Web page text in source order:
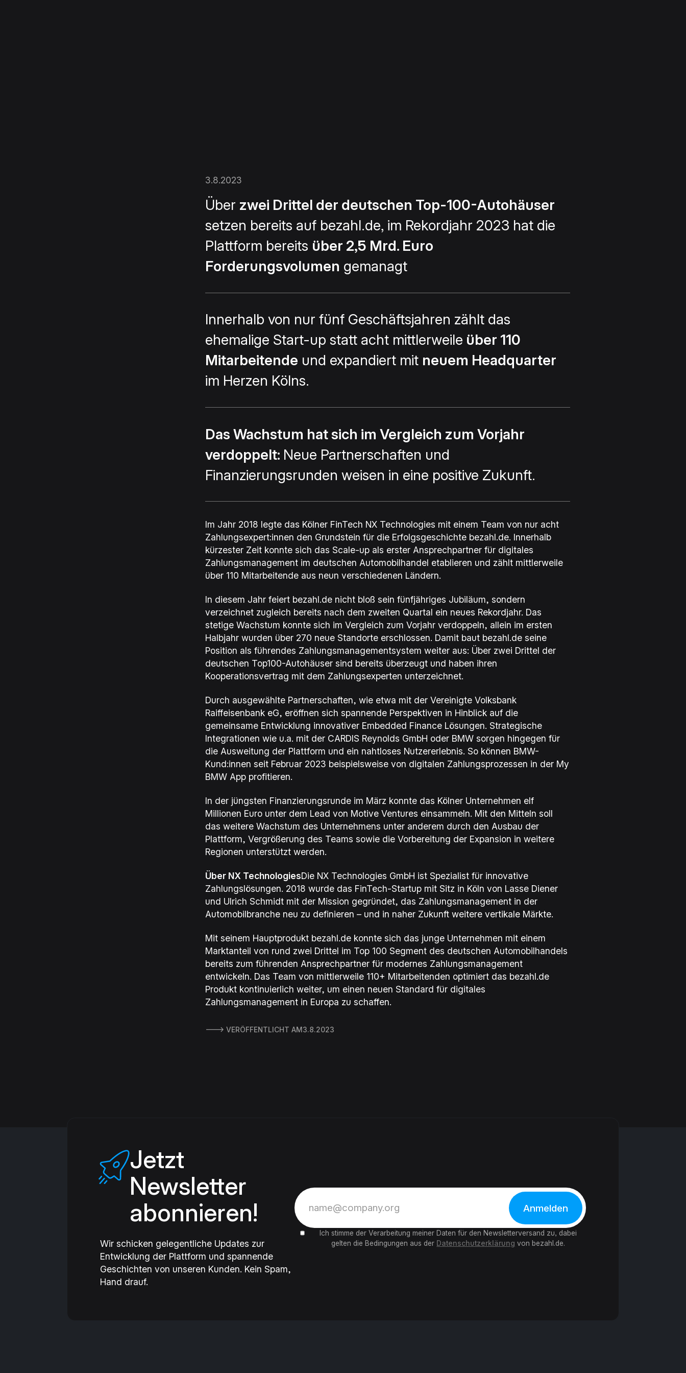
3.8.2023
Über zwei Drittel der deutschen Top-100-Autohäuser
setzen bereits auf bezahl.de, im Rekordjahr 2023 hat die
Plattform bereits über 2,5 Mrd. Euro
Forderungsvolumen gemanagt
Innerhalb von nur fünf Geschäftsjahren zählt das
ehemalige Start-up statt acht mittlerweile über 110
Mitarbeitende und expandiert mit neuem Headquarter
im Herzen Kölns.
Das Wachstum hat sich im Vergleich zum Vorjahr
verdoppelt: Neue Partnerschaften und
Finanzierungsrunden weisen in eine positive Zukunft.
Im Jahr 2018 legte das Kölner FinTech NX Technologies mit einem Team von nur acht
Zahlungsexpert:innen den Grundstein für die Erfolgsgeschichte bezahl.de. Innerhalb
kürzester Zeit konnte sich das Scale-up als erster Ansprechpartner für digitales
Zahlungsmanagement im deutschen Automobilhandel etablieren und zählt mittlerweile
über 110 Mitarbeitende aus neun verschiedenen Ländern.
In diesem Jahr feiert bezahl.denicht bloß sein fünfjähriges Jubiläum, sondern
verzeichnet zugleich bereits nach dem zweiten Quartal ein neues Rekordjahr. Das
stetige Wachstum konnte sich im Vergleich zum Vorjahr verdoppeln, allein im ersten
Halbjahr wurden über 270 neue Standorte erschlossen. Damit baut bezahl.deseine
Position als führendes Zahlungsmanagementsystem weiter aus: Über zwei Drittel der
deutschen Top100-Autohäuser sind bereits überzeugt und haben ihren
Kooperationsvertrag mit dem Zahlungsexperten unterzeichnet.
Durch ausgewählte Partnerschaften, wie etwa mit der Vereinigte Volksbank
Raiffeisenbank eG, eröffnen sich spannende Perspektiven in Hinblick auf die
gemeinsame Entwicklung innovativer Embedded Finance Lösungen. Strategische
Integrationen wie u.a. mit der CARDIS Reynolds GmbH oder BMWsorgen hingegen für
die Ausweitung der Plattform und ein nahtloses Nutzererlebnis. So können BMW-
Kund:innen seit Februar 2023 beispielsweise von digitalen Zahlungsprozessen in der My
BMW Appprofitieren.
In der jüngsten Finanzierungsrunde im März konnte das Kölner Unternehmen elf
Millionen Euro unter dem Lead von Motive Ventures einsammeln. Mit den Mitteln soll
das weitere Wachstum des Unternehmens unter anderem durch den Ausbau der
Plattform, Vergrößerung des Teams sowie die Vorbereitung der Expansion in weitere
Regionen unterstützt werden.
Über NX TechnologiesDie NX Technologies GmbH ist Spezialist für innovative
Zahlungslösungen. 2018 wurde das FinTech-Startup mit Sitz in Köln von Lasse Diener
und Ulrich Schmidt mit der Mission gegründet, das Zahlungsmanagement in der
Automobilbranche neu zu definieren – und in naher Zukunft weitere vertikale Märkte.
Mit seinem Hauptprodukt bezahl.dekonnte sich das junge Unternehmen mit einem
Marktanteil von rund zwei Drittel im Top 100 Segment des deutschen Automobilhandels
bereits zum führenden Ansprechpartner für modernes Zahlungsmanagement
entwickeln. Das Team von mittlerweile 110+ Mitarbeitenden optimiert das bezahl.de
Produkt kontinuierlich weiter, um einen neuen Standard für digitales
Zahlungsmanagement in Europa zu schaffen.
🡒 VERÖFFENTLICHT AM 3.8.2023
Jetzt
Newsletter
abonnieren!
Wir schicken gelegentliche Updates zur
Entwicklung der Plattform und spannende
Geschichten von unseren Kunden. Kein Spam,
Hand drauf.
Ich stimme der Verarbeitung meiner Daten für den Newsletterversand zu, dabei
gelten die Bedingungen aus der Datenschutzerklärung von bezahl.de.